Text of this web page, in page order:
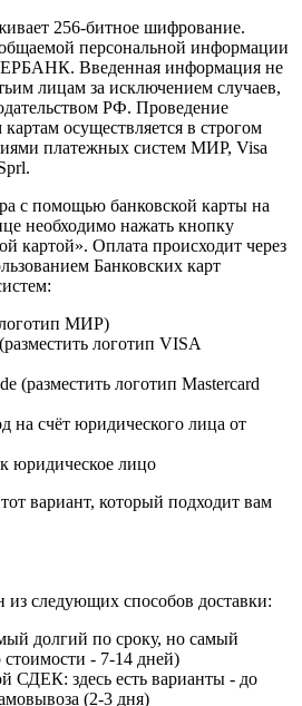
256-битное шифрование.
персональной информации
Введенная информация не
лицам за исключением случаев,
РФ. Проведение
осуществляется в строгом
платежных систем МИР, Visa
с помощью банковской карты на
необходимо нажать кнопку
картой». Оплата происходит через
Банковских карт
МИР)
логотип VISA
(разместить логотип Mastercard
на счёт юридического лица от
юридическое лицо
вариант, который подходит вам
следующих способов доставки:
долгий по сроку, но самый
- 7-14 дней)
СДЕК: здесь есть варианты - до
(2-3 дня)